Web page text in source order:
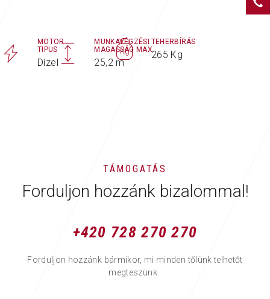
MOTOR
TIPUS
Dízel
MUNKAVÉGZÉSI
MAGASSÁG MAX.
25,2 m
TEHERBÍRÁS
265 Kg
TÁMOGATÁS
Forduljon hozzánk bizalommal!
+420 728 270 270
Forduljon hozzánk bármikor, mi minden tőlünk telhetőt
megteszünk.